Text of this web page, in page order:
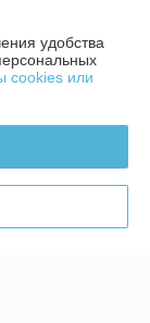
удобства
cookies или